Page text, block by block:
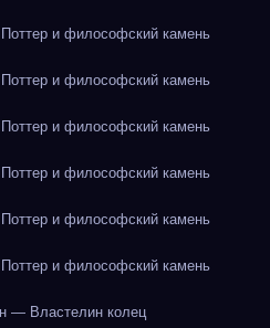
и философский камень
и философский камень
и философский камень
и философский камень
и философский камень
и философский камень
— Властелин колец